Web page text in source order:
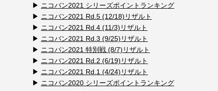
▶ ニコバン2021 シリーズポイントランキング
▶ ニコバン2021 Rd.5 (12/18)リザルト
▶ ニコバン2021 Rd.4 (11/3)リザルト
▶ ニコバン2021 Rd.3 (9/25)リザルト
▶ ニコバン2021 特別戦 (8/7)リザルト
▶ ニコバン2021 Rd.2 (6/19)リザルト
▶ ニコバン2021 Rd.1 (4/24)リザルト
▶ ニコバン2020 シリーズポイントランキング